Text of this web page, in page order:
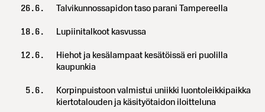
26.6. Talvikunnossapidon taso parani Tampereella
18.6. Lupiinitalkoot kasvussa
12.6.
Hiehot ja kesälampaat kesätöissä eri puolilla
kaupunkia
5.6.
Korpinpuistoon valmistui uniikki luontoleikkipaikka
kiertotalouden ja käsityötaidon iloitteluna